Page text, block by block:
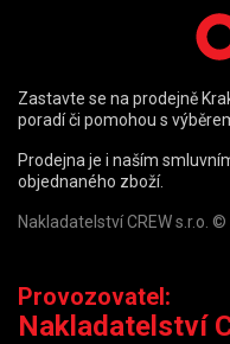
Zastavte se na prodejně
poradí či pomohou s
Prodejna je i naším
objednaného zboží.
Nakladatelství CREW s.r.o.
Provozovatel:
Nakladatelství